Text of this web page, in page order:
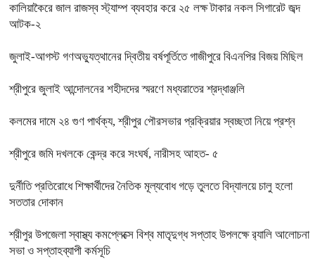
কালিয়াকৈরে জাল রাজস্ব স্ট্যাম্প ব্যবহার করে ২৫ লক্ষ টাকার নকল সিগারেট জব্দ
আটক-২
জুলাই-আগস্ট গণঅভ্যুত্থানের দ্বিতীয় বর্ষপূর্তিতে গাজীপুরে বিএনপির বিজয় মিছিল
শ্রীপুরে জুলাই আন্দোলনের শহীদদের স্মরণে মধ্যরাতের শ্রদ্ধাঞ্জলি
কলমের দামে ২৪ গুণ পার্থক্য, শ্রীপুর পৌরসভার প্রক্রিয়ার স্বচ্ছতা নিয়ে প্রশ্ন
শ্রীপুরে জমি দখলকে কেন্দ্র করে সংঘর্ষ, নারীসহ আহত- ৫
দুর্নীতি প্রতিরোধে শিক্ষার্থীদের নৈতিক মূল্যবোধ গড়ে তুলতে বিদ্যালয়ে চালু হলো
সততার দোকান
শ্রীপুর উপজেলা স্বাস্থ্য কমপ্লেক্সে বিশ্ব মাতৃদুগ্ধ সপ্তাহ উপলক্ষে র‍্যালি আলোচনা
সভা ও সপ্তাহব্যাপী কর্মসূচি